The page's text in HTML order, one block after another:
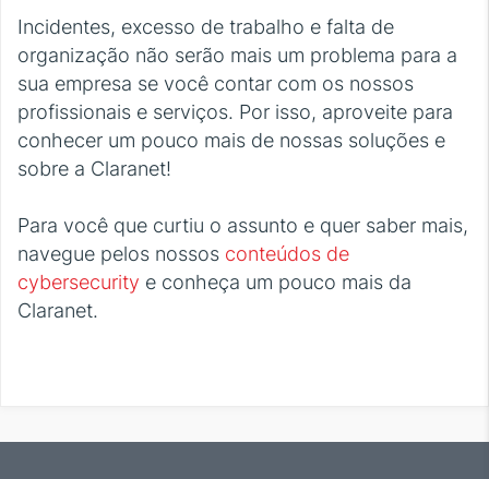
Incidentes, excesso de trabalho e falta de
organização não serão mais um problema para a
sua empresa se você contar com os nossos
profissionais e serviços. Por isso, aproveite para
conhecer um pouco mais de nossas soluções e
sobre a Claranet!
Para você que curtiu o assunto e quer saber mais,
navegue pelos nossos conteúdos de
cybersecurity e conheça um pouco mais da
Claranet.